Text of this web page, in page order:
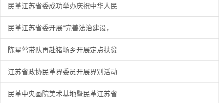
民革江苏省委成功举办庆祝中华人民
民革江苏省委开展“完善法治建设，
陈星莺带队再赴猪场乡开展定点扶贫
江苏省政协民革界委员开展界别活动
民革中央画院美术基地暨民革江苏省